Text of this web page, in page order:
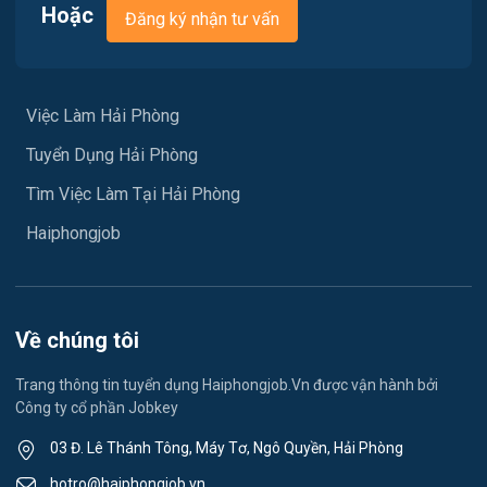
Vận chuyển / Giao nhận / Kho vận
Y tế
May mặc
Lái xe
Việc làm Nam Đồ Sơn
Việc làm An Hải
Việc làm An Phong
Việc làm Hải Dương
Việc làm Nam Đồng
Việc làm Tân Hưng
Hoặc Đăng ký nhận tư vấn
Việc Làm Hải Phòng
Tuyển Dụng Hải Phòng
Tìm Việc Làm Tại Hải Phòng
Haiphongjob
Về chúng tôi
Trang thông tin tuyển dụng Haiphongjob.Vn được vận hành bởi
Công ty cổ phần Jobkey
03 Đ. Lê Thánh Tông, Máy Tơ, Ngô Quyền, Hải Phòng